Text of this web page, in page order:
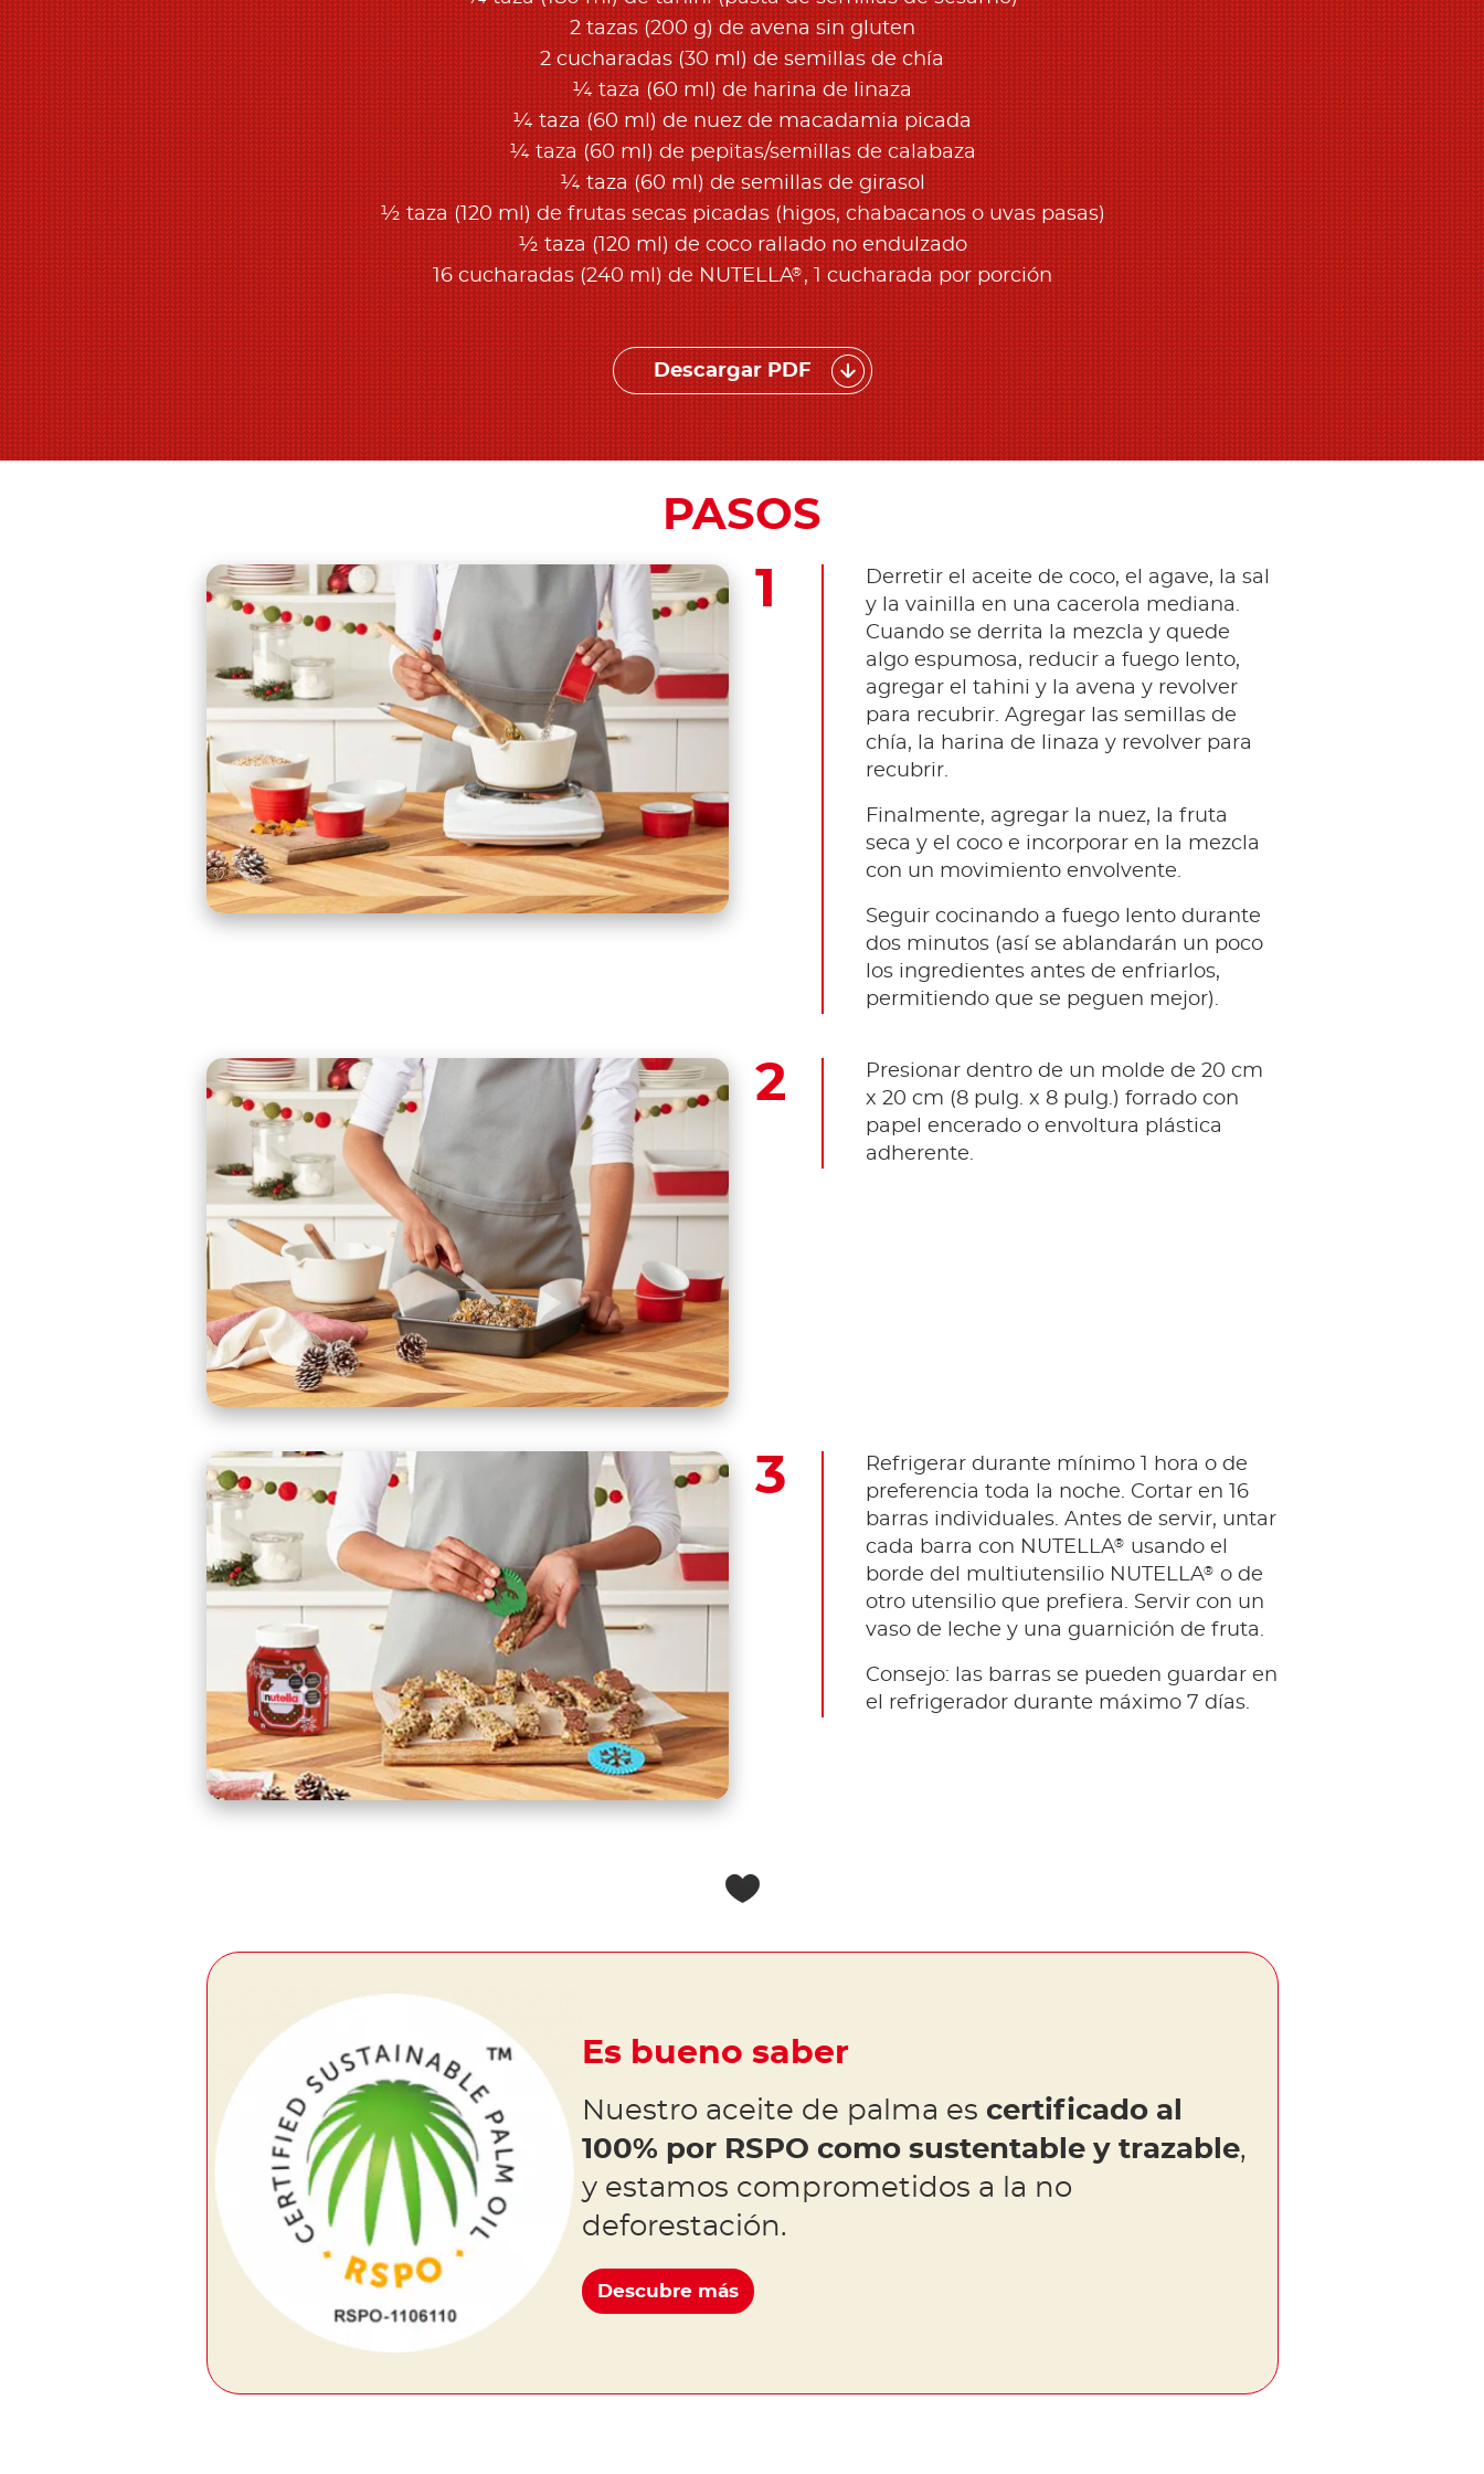
2 tazas (200 g) de avena sin gluten
2 cucharadas (30 ml) de semillas de chía
¼ taza (60 ml) de harina de linaza
¼ taza (60 ml) de nuez de macadamia picada
¼ taza (60 ml) de pepitas/semillas de calabaza
¼ taza (60 ml) de semillas de girasol
½ taza (120 ml) de frutas secas picadas (higos, chabacanos o uvas pasas)
½ taza (120 ml) de coco rallado no endulzado
16 cucharadas (240 ml) de NUTELLA®, 1 cucharada por porción
Descargar PDF
PASOS
Derretir el aceite de coco, el agave, la sal
y la vainilla en una cacerola mediana.
Cuando se derrita la mezcla y quede
algo espumosa, reducir a fuego lento,
agregar el tahini y la avena y revolver
para recubrir. Agregar las semillas de
chía, la harina de linaza y revolver para
recubrir.
Finalmente, agregar la nuez, la fruta
seca y el coco e incorporar en la mezcla
con un movimiento envolvente.
Seguir cocinando a fuego lento durante
dos minutos (así se ablandarán un poco
los ingredientes antes de enfriarlos,
permitiendo que se peguen mejor).
Presionar dentro de un molde de 20 cm
x 20 cm (8 pulg. x 8 pulg.) forrado con
papel encerado o envoltura plástica
adherente.
Refrigerar durante mínimo 1 hora o de
preferencia toda la noche. Cortar en 16
barras individuales. Antes de servir, untar
cada barra con NUTELLA®
usando el
borde del multiutensilio NUTELLA® o de
otro utensilio que prefiera. Servir con un
vaso de leche y una guarnición de fruta.
Consejo: las barras se pueden guardar en
el refrigerador durante máximo 7 días.
Es bueno saber
Nuestro aceite de palma es certificado al
100% por RSPO como sustentable y trazable,
y estamos comprometidos a la no
deforestación.
Descubre más